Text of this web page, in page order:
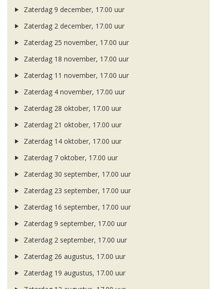
Zaterdag 9 december, 17.00 uur
Zaterdag 2 december, 17.00 uur
Zaterdag 25 november, 17.00 uur
Zaterdag 18 november, 17.00 uur
Zaterdag 11 november, 17.00 uur
Zaterdag 4 november, 17.00 uur
Zaterdag 28 oktober, 17.00 uur
Zaterdag 21 oktober, 17.00 uur
Zaterdag 14 oktober, 17.00 uur
Zaterdag 7 oktober, 17.00 uur
Zaterdag 30 september, 17.00 uur
Zaterdag 23 september, 17.00 uur
Zaterdag 16 september, 17.00 uur
Zaterdag 9 september, 17.00 uur
Zaterdag 2 september, 17.00 uur
Zaterdag 26 augustus, 17.00 uur
Zaterdag 19 augustus, 17.00 uur